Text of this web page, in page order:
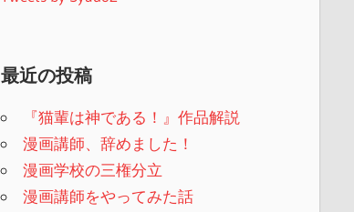
最近の投稿
『猫輩は神である！』作品解説
漫画講師、辞めました！
漫画学校の三権分立
漫画講師をやってみた話